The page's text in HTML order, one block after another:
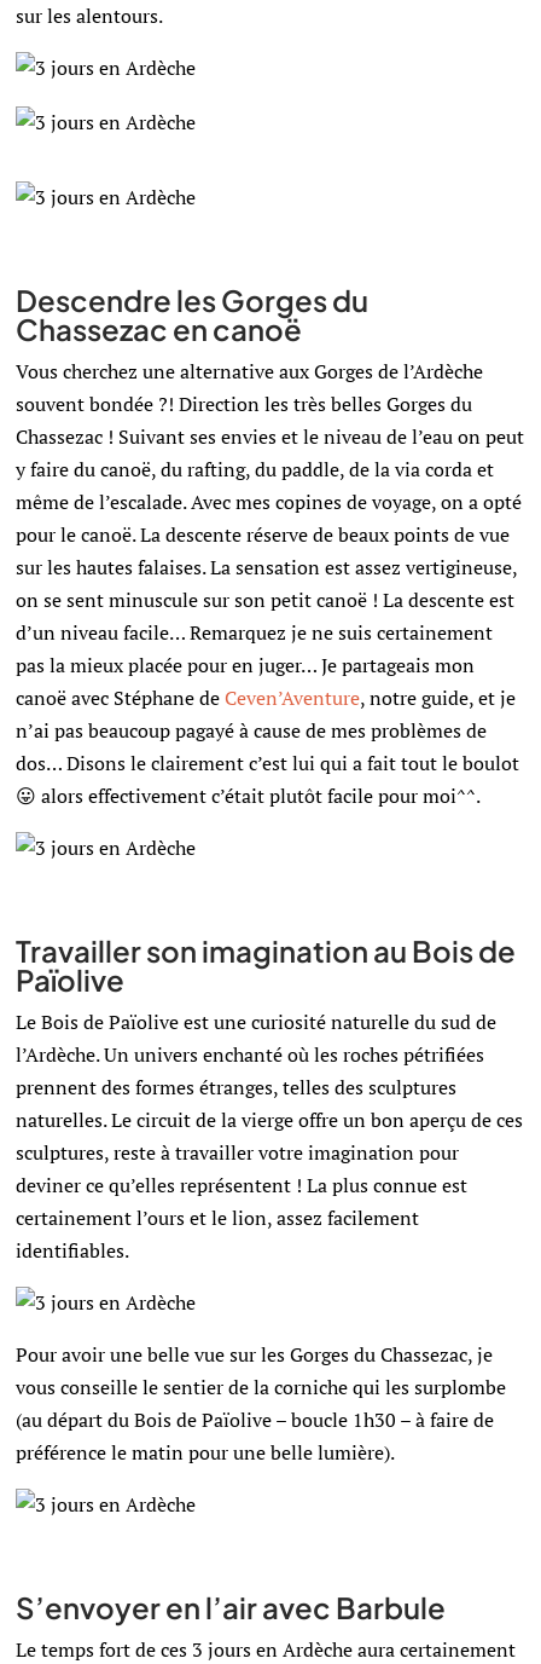
sur les alentours.
Descendre les Gorges du
Chassezac en canoë
Vous cherchez une alternative aux Gorges de l’Ardèche
souvent bondée ?! Direction les très belles Gorges du
Chassezac ! Suivant ses envies et le niveau de l’eau on peut
y faire du canoë, du rafting, du paddle, de la via corda et
même de l’escalade. Avec mes copines de voyage, on a opté
pour le canoë. La descente réserve de beaux points de vue
sur les hautes falaises. La sensation est assez vertigineuse,
on se sent minuscule sur son petit canoë ! La descente est
d’un niveau facile… Remarquez je ne suis certainement
pas la mieux placée pour en juger… Je partageais mon
canoë avec Stéphane deCeven’Aventure, notre guide, et je
n’ai pas beaucoup pagayé à cause de mes problèmes de
dos… Disons le clairement c’est lui qui a fait tout le boulot
😛 alors effectivement c’était plutôt facile pour moi^^.
Travailler son imagination au Bois de
Païolive
Le Bois de Païolive est une curiosité naturelle du sud de
l’Ardèche. Un univers enchanté où les roches pétrifiées
prennent des formes étranges, telles des sculptures
naturelles. Le circuit de la vierge offre un bon aperçu de ces
sculptures, reste à travailler votre imagination pour
deviner ce qu’elles représentent ! La plus connue est
certainement l’ours et le lion, assez facilement
identifiables.
Pour avoir une belle vue sur les Gorges du Chassezac, je
vous conseille le sentier de la corniche qui les surplombe
(au départ du Bois de Païolive – boucle 1h30 – à faire de
préférence le matin pour une belle lumière).
S’envoyer en l’air avec Barbule
Le temps fort de ces 3 jours en Ardèche aura certainement